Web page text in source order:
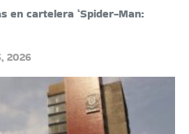
en cartelera ‘Spider-Man:
2026